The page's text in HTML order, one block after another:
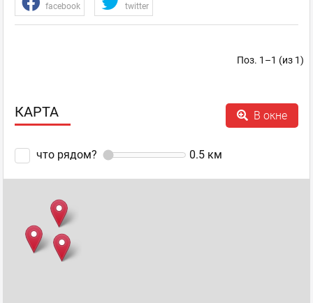
facebook twitter
Поз. 1–1 (из 1)
КАРТА В окне
что рядом? 0.5 км